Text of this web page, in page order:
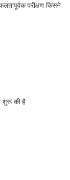
परीक्षण किसने
शुरू की है